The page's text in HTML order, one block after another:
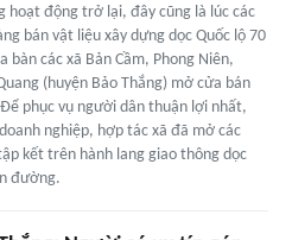
hoạt động trở lại, đây cũng là lúc các
bán vật liệu xây dựng dọc Quốc lộ 70
bàn các xã Bản Cầm, Phong Niên,
(huyện Bảo Thắng) mở cửa bán
phục vụ người dân thuận lợi nhất,
nghiệp, hợp tác xã đã mở các
kết trên hành lang giao thông dọc
đường.